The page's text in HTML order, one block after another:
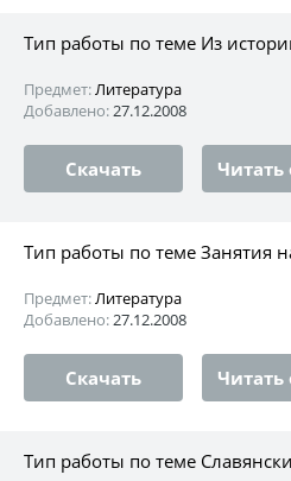
Тип работы по теме Из
Предмет:Литература
Добавлено:27.12.2008
Скачать Читать
Тип работы по теме Занятия
Предмет:Литература
Добавлено:27.12.2008
Скачать Читать
Тип работы по теме